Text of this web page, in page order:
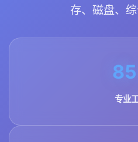
存、磁盘、
专业